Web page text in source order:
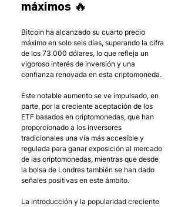
máximos 🔥
Bitcoin ha alcanzado su cuarto precio
máximo en solo seis días, superando la cifra
de los 73.000 dólares, lo que refleja un
vigoroso interés de inversión y una
confianza renovada en esta criptomoneda.
Este notable aumento se ve impulsado, en
parte, por la creciente aceptación de los
ETF basados en criptomonedas, que han
proporcionado a los inversores
tradicionales una vía más accesible y
regulada para ganar exposición al mercado
de las criptomonedas, mientras que desde
la bolsa de Londres también se han dado
señales positivas en este ámbito.
La introducción y la popularidad creciente